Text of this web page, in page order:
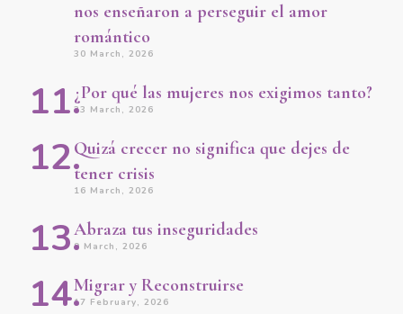
nos enseñaron a perseguir el amor
romántico
30 March, 2026
¿Por qué las mujeres nos exigimos tanto?
23 March, 2026
Quizá crecer no significa que dejes de
tener crisis
16 March, 2026
Abraza tus inseguridades
9 March, 2026
Migrar y Reconstruirse
17 February, 2026